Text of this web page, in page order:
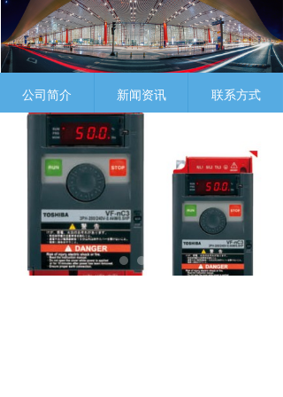
公司简介 新闻资讯 联系方式